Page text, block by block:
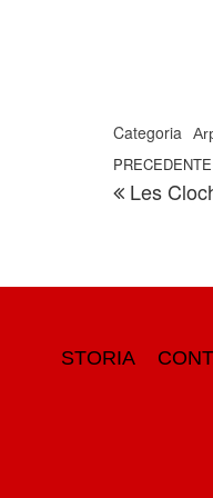
Categoria
Articolo
PRECEDENTE
Les
STORIA